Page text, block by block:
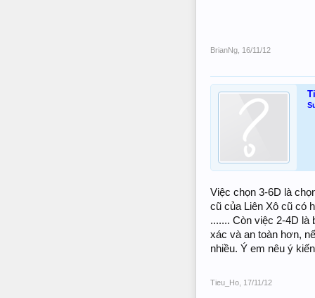
BrianNg 16/11/12
Việc chọn 3-6D là
cũ của Liên Xô cũ có
....... Còn việc 2-4D là
xác và an toàn hơn,
nhiều. Ý em nêu ý
Tieu_Ho 17/11/12